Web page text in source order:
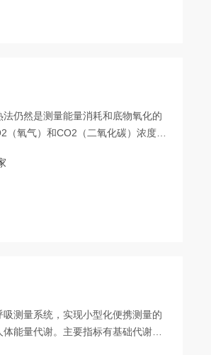
仍然是测量能量消耗和底物氧化的
氧气）和CO2（二氧化碳）浓度改
测量系统，实现小型化便携测量的
能量代谢。主要指标有基础代谢